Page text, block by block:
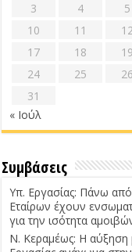
3
4 5
10
11
17
18 19
24
25 26
31
« Ιούλ
Συμβάσεις
Υπ. Εργασίας: Πάνω
Εταίρων έχουν
για την ισότητα
Ν. Κεραμέως: Η